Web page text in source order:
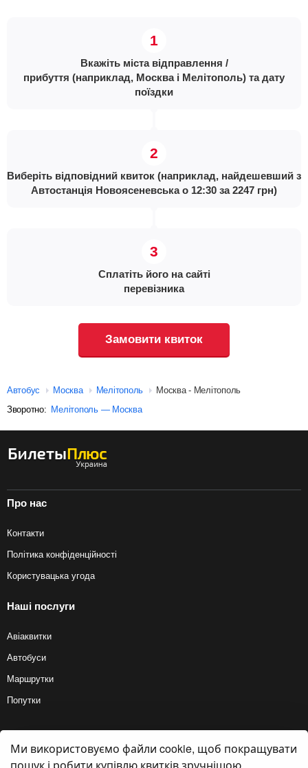
Вкажіть міста відправлення /
прибуття (наприклад, Москва і Мелітополь) та дату
поїздки
Виберіть відповідний квиток (наприклад, найдешевший з
Автостанція Новоясеневська о 12:30 за 2247 грн)
Сплатіть його на сайті
перевізника
Замовити квиток
Автобус Москва Мелітополь
Москва - Мелітополь
Зворотно: Мелітополь — Москва
Про нас
Контакти
Політика конфіденційності
Користувацька угода
Наші послуги
Авіаквитки
Автобуси
Маршрутки
Попутки
© 2012 — 2026, Biletyplus, ООО «Инновэйтив Трэвел Текнолоджиз». Усі
права захищені. Купівля квитків на автобус здійснюється користувачем
Ми використовуємо файли cookie, щоб покращувати